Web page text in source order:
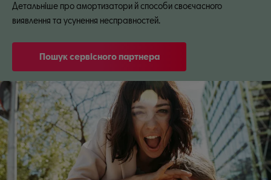
Детальніше про амортизатори й способи своєчасного
виявлення та усунення несправностей.
Пошук сервісного партнера